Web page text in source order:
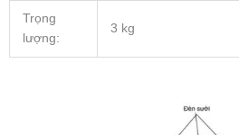
Trọng
lượng:
3 kg